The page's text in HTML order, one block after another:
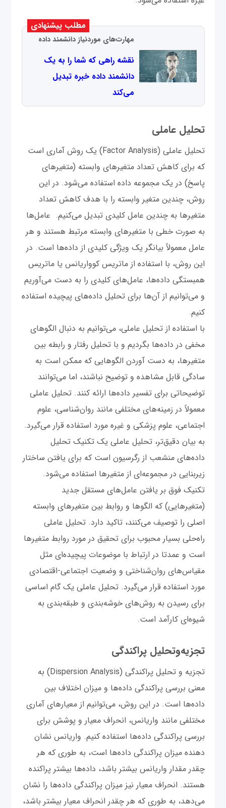
مطلب پیشنهادی
مهارت‌های موردنیاز دانشمند داده
نقشه راهی که شما را به یک
دانشمند داده خبره تبدیل
می‌کند
تحلیل عاملی
تحلیل عاملی (Factor Analysis) یک روش آماری است
که برای کاهش تعداد متغیرهای وابسته (متغیرهای
پاسخ) در یک مجموعه داده استفاده می‌شود. در این
روش، چندین متغیر وابسته را با هدف کاهش تعداد
متغیرها به چندین عامل کلیدی تبدیل می‌کنیم. عامل‌ها
به صورت خطی با متغیرهای وابسته مرتبط هستند و هر
عامل معمولاً بیانگر یک ویژگی کلیدی از داده‌ها است. در
این روش، با استفاده از ماتریس کوواریانس یا ماتریس
همبستگی داده‌ها، عامل‌های کلیدی را به دست می‌آوریم
و می‌توانیم از آن‌ها برای تحلیل داده‌های پیچیده استفاده
کنیم.
با استفاده از تحلیل عاملی، می‌توانیم به دنبال الگوهای
مخفی در داده‌ها بگردیم و با تحلیل رفتار و رابطه بین
متغیرها، به دست آوردن الگوهایی که ممکن است به
سادگی قابل مشاهده و توضیح نباشند، اما می‌توانند
توضیحاتی برای تفسیر داده‌ها ارائه کنند. تحلیل عاملی
معمولاً در زمینه‌های مختلفی مانند روان‌شناسی، علوم
اجتماعی، علوم پزشکی و غیره مورد استفاده قرار می‌گیرد.
به بیان دقیق‌تر، تحلیل عاملی یک تکنیک تحلیل
داده‌های منشعب از رگرسیون است که برای یافتن ساختار
زیربنایی در مجموعه‌ای از متغیرها استفاده می‌شود.
تکنیک فوق بر یافتن عامل‌های مستقل جدید
(متغیرهایی) که الگوها و روابط بین متغیرهای وابسته
اصلی را توصیف می‌کنند، تاکید دارد. تحلیل عاملی
راه‌حلی بسیار محبوب برای تحقیق در مورد روابط متغیرها
است و عمدتا در ارتباط با موضوعات پیچیده‌ای مثل
مقیاس‌های روان‌شناختی و وضعیت اجتماعی-اقتصادی
مورد استفاده قرار می‌گیرد. تحلیل عاملی یک گام اساسی
برای رسیدن به روش‌های خوشه‌بندی و طبقه‌بندی به
شیوه‌ای کارآمد است.
تجزیه‌وتحلیل پراکندگی
تجزیه و تحلیل پراکندگی (Dispersion Analysis) به
معنی بررسی پراکندگی داده‌ها و میزان اختلاف بین
داده‌ها است. در این روش، می‌توانیم از معیارهای آماری
مختلفی مانند واریانس، انحراف معیار و پوشش برای
بررسی پراکندگی داده‌ها استفاده کنیم. واریانس نشان
دهنده میزان پراکندگی داده‌ها است، به طوری که هر
چقدر مقدار واریانس بیشتر باشد، داده‌ها بیشتر پراکنده
هستند. انحراف معیار نیز میزان پراکندگی داده‌ها را نشان
می‌دهد، به طوری که هر چقدر انحراف معیار بیشتر باشد،